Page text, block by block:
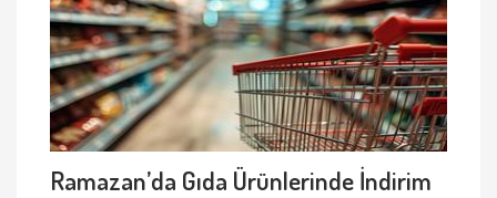
Ramazan’da Gıda Ürünlerinde İndirim